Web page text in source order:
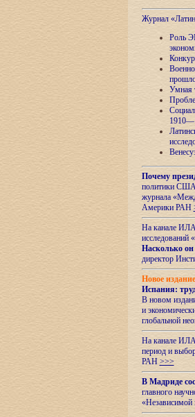
Журнал
Роль
Умная
Почему
политики США
журнала
Америки РАН
На канале ИЛА
исследований «
Насколько он
директор
Новое
Испания:
В новом
и
глобальной
На канале
период и
РАН >>>
В Мадриде
главного
«Независимой